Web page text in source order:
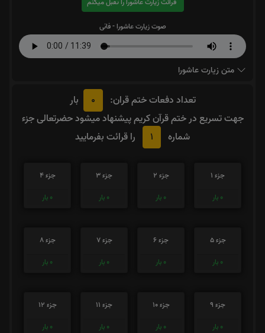
صوت زیارت عاشورا - فانی
متن زیارت عاشورا
تعداد دفعات ختم قران: 0
بار
جهت تسریع در ختم قرآن کریم پیشنهاد میشود حضرتعالی جزء
شماره
1 را قرائت بفرمایید
جزء 1
0 بار
جزء 2
0 بار
جزء 3
0 بار
جزء 4
0 بار
جزء 5
0 بار
جزء 6
0 بار
جزء 7
0 بار
جزء 8
0 بار
جزء 9
0 بار
جزء 10
0 بار
جزء 11
0 بار
جزء 12
0 بار